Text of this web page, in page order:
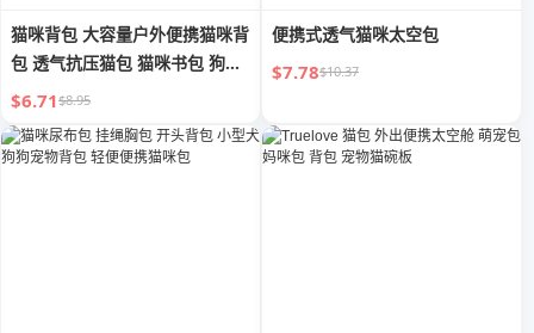
猫咪背包 大容量户外便携猫咪背
包 透气抗压猫包 猫咪书包 狗狗
尿布包
$6.71$8.95
便携式透气猫咪太空包
$7.78$10.37